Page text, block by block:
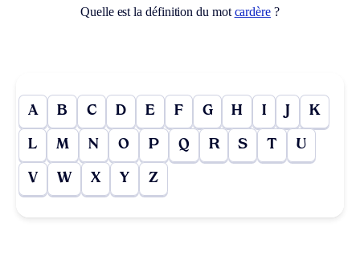
Quelle est la définition du mot cardère ?
A B C D E F G H I J K
L M N O P Q R S T U
V W X Y Z